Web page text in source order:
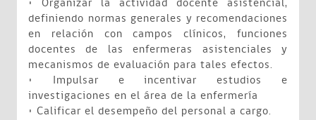
definiendo normas generales y recomendaciones
en relación con campos clínicos, funciones
docentes de las enfermeras asistenciales y
mecanismos de evaluación para tales efectos.
• Impulsar e incentivar estudios e
investigaciones en el área de la enfermería
• Calificar el desempeño del personal a cargo.